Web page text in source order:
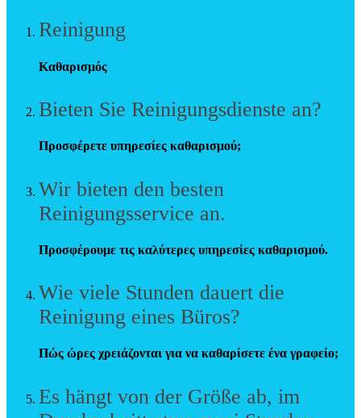
Reinigung
Καθαρισμός
Bieten Sie Reinigungsdienste an?
Προσφέρετε υπηρεσίες καθαρισμού;
Wir bieten den besten
Reinigungsservice an.
Προσφέρουμε τις καλύτερες υπηρεσίες καθαρισμού.
Wie viele Stunden dauert die
Reinigung eines Büros?
Πώς ώρες χρειάζονται για να καθαρίσετε ένα γραφείο;
Es hängt von der Größe ab, im